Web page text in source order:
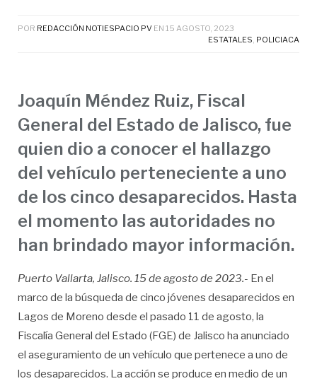
POR REDACCIÓN NOTIESPACIO PV EN 15 AGOSTO, 2023
ESTATALES POLICIACA
Joaquín Méndez Ruiz, Fiscal
General del Estado de Jalisco, fue
quien dio a conocer el hallazgo
del vehículo perteneciente a uno
de los cinco desaparecidos. Hasta
el momento las autoridades no
han brindado mayor información.
Puerto Vallarta, Jalisco. 15 de agosto de 2023.- En el
marco de la búsqueda de cinco jóvenes desaparecidos en
Lagos de Moreno desde el pasado 11 de agosto, la
Fiscalía General del Estado (FGE) de Jalisco ha anunciado
el aseguramiento de un vehículo que pertenece a uno de
los desaparecidos. La acción se produce en medio de un